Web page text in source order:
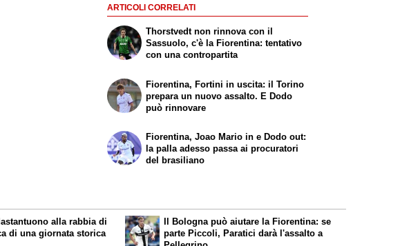
ARTICOLI CORRELATI
Thorstvedt non rinnova con il
Sassuolo, c'è la Fiorentina: tentativo
con una contropartita
Fiorentina, Fortini in uscita: il Torino
prepara un nuovo assalto. E Dodo
può rinnovare
Fiorentina, Joao Mario in e Dodo out:
la palla adesso passa ai procuratori
del brasiliano
alla rabbia di
di una giornata storica
Il Bologna può aiutare la Fiorentina: se
parte Piccoli, Paratici darà l'assalto a